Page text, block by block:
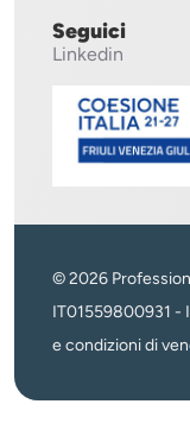
Seguici
Linkedin
© 2026
IT01559800931 -
e condizioni di